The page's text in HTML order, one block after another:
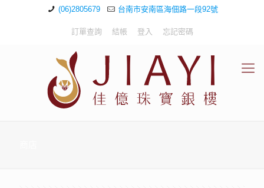
(06)2805679 台南市安南區海佃路一段92號
訂單查詢 結帳 登入 忘記密碼